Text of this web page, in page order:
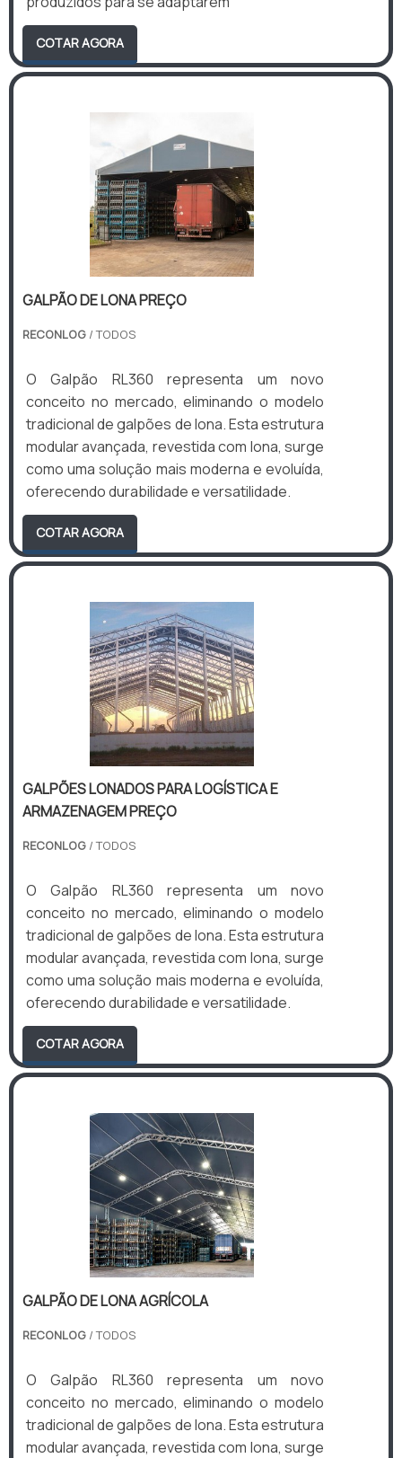
COTAR AGORA
GALPÃO DE LONA PREÇO
RECONLOG / TODOS
O Galpão RL360 representa um novo
conceito no mercado, eliminando o modelo
tradicional de galpões de lona. Esta estrutura
modular avançada, revestida com lona, surge
como uma solução mais moderna e evoluída,
oferecendo durabilidade e versatilidade.
COTAR AGORA
GALPÕES LONADOS PARA LOGÍSTICA E
ARMAZENAGEM PREÇO
RECONLOG / TODOS
O Galpão RL360 representa um novo
conceito no mercado, eliminando o modelo
tradicional de galpões de lona. Esta estrutura
modular avançada, revestida com lona, surge
como uma solução mais moderna e evoluída,
oferecendo durabilidade e versatilidade.
COTAR AGORA
GALPÃO DE LONA AGRÍCOLA
RECONLOG / TODOS
O Galpão RL360 representa um novo
conceito no mercado, eliminando o modelo
tradicional de galpões de lona. Esta estrutura
modular avançada, revestida com lona, surge